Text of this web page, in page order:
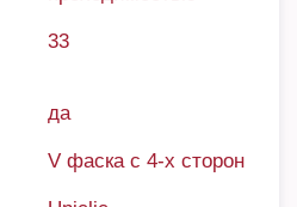
33
да
V фаска с 4-х сторон